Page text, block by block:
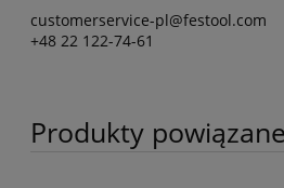
customerservice-pl@festool.com
+48 22 122-74-61
Produkty powiązane